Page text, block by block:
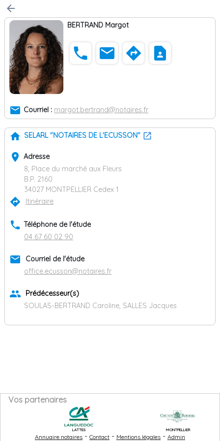
arrow_back
BERTRAND Margot
phone email directions contact_page
email Courriel : margot.bertrand@notaires.fr
home SELARL "NOTAIRES DE L'ECUSSON"
place Adresse
8, Place du marché aux Fleurs
B.P. 2160
34027 MONTPELLIER Cedex 1
directions Itinéraire
phone Téléphone de l'étude
04 67 60 02 90
email
Courriel de l'étude
office.ecusson@notaires.fr
group
Prédécesseur(s)
SOULAS-BERTRAND Caroline, SALLES Jacques
Vos partenaires
LATTES MONTPELLIER
Annuaire notaires - Contact - Mentions légales - Admin